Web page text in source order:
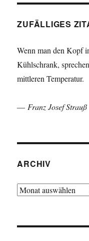
ZUFÄLLIGES
Wenn man den Kopf
Kühlschrank,
mittleren Temperatur.
—Franz Josef Strauß
ARCHIV
Archiv